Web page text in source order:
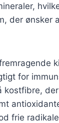
der ønsker
for
kostfibre,
frie